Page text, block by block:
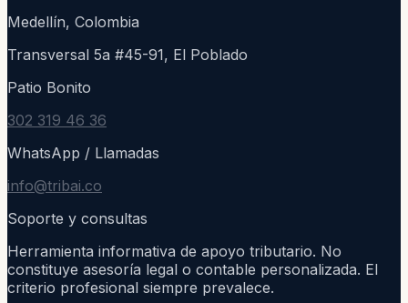
Medellín, Colombia
Transversal 5a #45-91, El Poblado
Patio Bonito
302 319 46 36
WhatsApp / Llamadas
info@tribai.co
Soporte y consultas
Herramienta informativa de apoyo tributario. No
constituye asesoría legal o contable personalizada. El
criterio profesional siempre prevalece.